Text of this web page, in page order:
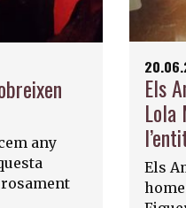
any
Els
Lola
Els